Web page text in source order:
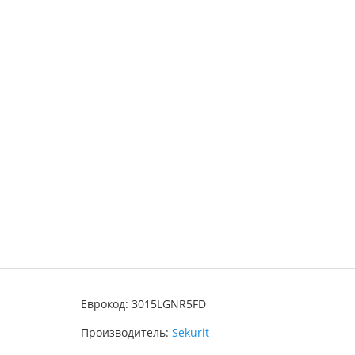
Еврокод: 3015LGNR5FD
Производитель: Sekurit